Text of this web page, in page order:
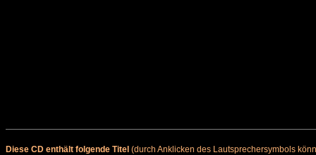
Diese CD enthält folgende Titel (durch Anklicken des Lautsprechersymbols